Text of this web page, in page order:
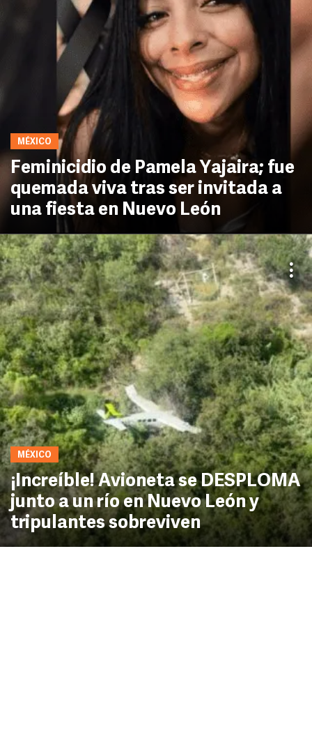
MÉXICO
Feminicidio de Pamela Yajaira; fue
quemada viva tras ser invitada a
una fiesta en Nuevo León
MÉXICO
¡Increíble! Avioneta se DESPLOMA
junto a un río en Nuevo León y
tripulantes sobreviven